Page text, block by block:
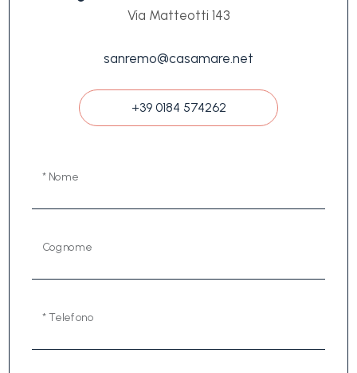
Via Matteotti 143
sanremo@casamare.net
+39 0184 574262
* Nome
Cognome
* Telefono